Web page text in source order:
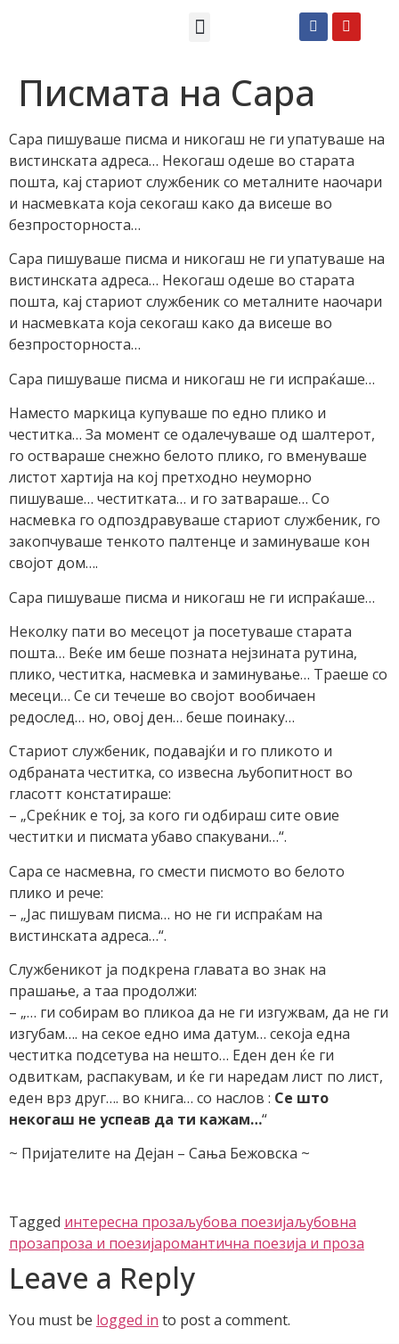
Писмата на Сара
Сара пишуваше писма и никогаш не ги упатуваше на
вистинската адреса… Некогаш одеше во старата
пошта, кај стариот службеник со металните наочари
и насмевката која секогаш како да висеше во
безпросторноста…
Сара пишуваше писма и никогаш не ги упатуваше на
вистинската адреса… Некогаш одеше во старата
пошта, кај стариот службеник со металните наочари
и насмевката која секогаш како да висеше во
безпросторноста…
Сара пишуваше писма и никогаш не ги испраќаше…
Наместо маркица купуваше по едно плико и
честитка… За момент се одалечуваше од шалтерот,
го оствараше снежно белото плико, го вменуваше
листот хартија на кој претходно неуморно
пишуваше… честитката… и го затвараше… Со
насмевка го одпоздравуваше стариот службеник, го
закопчуваше тенкото палтенце и заминуваше кон
својот дом….
Сара пишуваше писма и никогаш не ги испраќаше…
Неколку пати во месецот ја посетуваше старата
пошта… Веќе им беше позната нејзината рутина,
плико, честитка, насмевка и заминување… Tраеше со
месеци… Се си течеше во својот вообичаен
редослед… но, овој ден… беше поинаку…
Стариот службеник, подавајќи и го пликото и
одбраната честитка, со извесна љубопитност во
гласотт констатираше:
– „Среќник е тој, за кого ги одбираш сите овие
честитки и писмата убаво спакувани…“.
Сара се насмевна, го смести писмото во белото
плико и рече:
– „Јас пишувам писма… но не ги испраќам на
вистинската адреса…“.
Службеникот ја подкрена главата во знак на
прашање, а таа продолжи:
– „… ги собирам во пликоа да не ги изгужвам, да не ги
изгубам…. на секое едно има датум… секоја една
честитка подсетува на нешто… Еден ден ќе ги
одвиткам, распакувам, и ќе ги наредам лист по лист,
еден врз друг…. во книга… со наслов : Се што
некогаш не успеав да ти кажам…“
~ Пријателите на Дејан – Сања Бежовска ~
Tagged интересна прозаљубова поезијаљубовна
прозапроза и поезијаромантична поезија и проза
Leave a Reply
You must be logged in to post a comment.